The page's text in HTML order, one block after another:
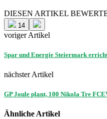
DIESEN ARTIKEL
14
voriger Artikel
Spar und Energie Steiermark
nächster Artikel
GP Joule plant, 100 Nikola Tre
Ähnliche Artikel